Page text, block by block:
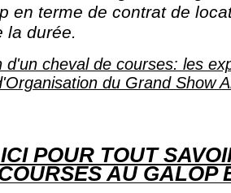
en terme de contrat de
la durée.
d'un cheval de courses: les
du Grand Show
POUR TOUT
AU GALOP